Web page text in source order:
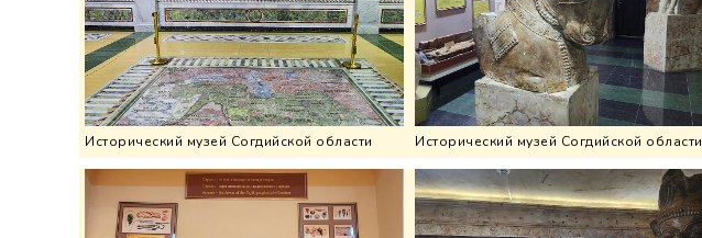
Исторический музей Согдийской области Исторический музей Согдийской области